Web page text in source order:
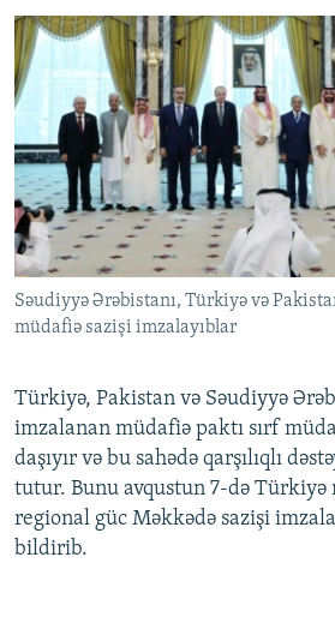
Səudiyyə Ərəbistanı, Türkiyə və
müdafiə sazişi imzalayıblar
Türkiyə, Pakistan və Səudiyyə
imzalanan müdafiə paktı sırf
daşıyır və bu sahədə qarşılıqlı
tutur. Bunu avqustun 7-də Türkiyə
regional güc Məkkədə sazişi
bildirib.